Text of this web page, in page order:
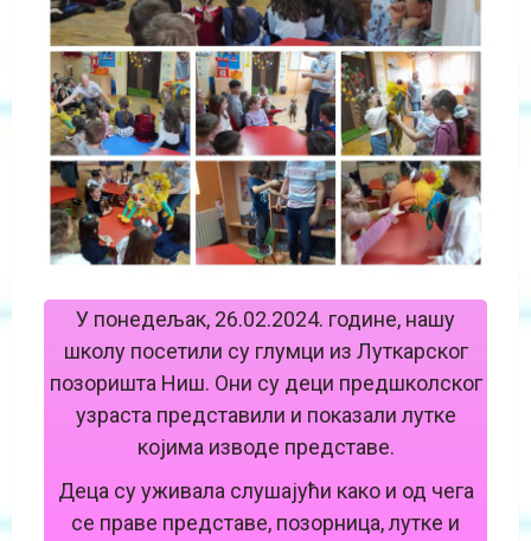
У понедељак, 26.02.2024. године, нашу
школу посетили су глумци из Луткарског
позориштa Ниш. Они су деци предшколског
узраста представили и показали лутке
којима изводе представе.
Деца су уживала слушајући како и од чега
се праве представе, позорница, лутке и